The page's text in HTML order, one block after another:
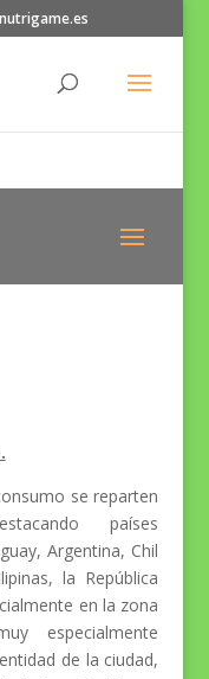
se reparten
países
Argentina, Chil
la República
en la zona
especialmente
de la ciudad,